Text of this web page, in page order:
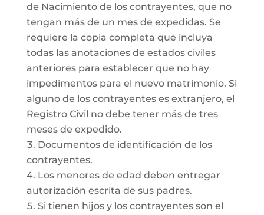
de Nacimiento de los contrayentes, que no
tengan más de un mes de expedidas. Se
requiere la copia completa que incluya
todas las anotaciones de estados civiles
anteriores para establecer que no hay
impedimentos para el nuevo matrimonio. Si
alguno de los contrayentes es extranjero, el
Registro Civil no debe tener más de tres
meses de expedido.
Documentos de identificación de los
contrayentes.
Los menores de edad deben entregar
autorización escrita de sus padres.
Si tienen hijos y los contrayentes son el